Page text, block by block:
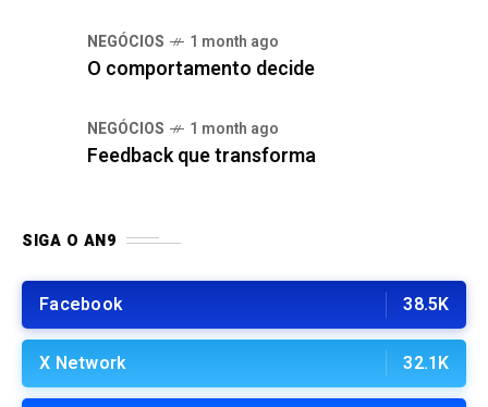
NEGÓCIOS 1 month ago
O comportamento decide
NEGÓCIOS 1 month ago
Feedback que transforma
SIGA O AN9
Facebook 38.5K
X Network 32.1K